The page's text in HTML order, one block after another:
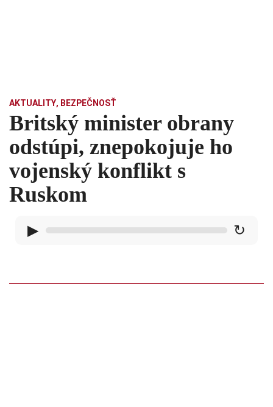
AKTUALITY, BEZPEČNOSŤ
Britský minister obrany
odstúpi, znepokojuje ho
vojenský konflikt s
Ruskom
▶ ↻